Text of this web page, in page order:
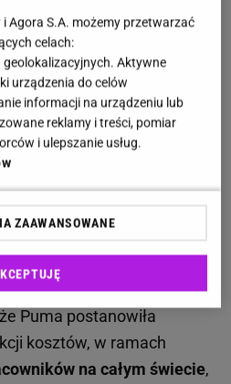
, 11 marca 2025 roku
"rozczarowujące"
i rok 2025
potrąceniem odsetek i
rok wyniesieod 520 do 600
2,5 miliarda złotych). Ma to
w Stanach
. Ponadto problem stanowi
firm, czyliAdidasiNike. Z
jakOn RunningiHoka.
Puma postanowiła
kosztów, w ramach
na całym świecie,
Agora S.A. możemy przetwarzać
celach:
geolokalizacyjnych. Aktywne
urządzenia do celów
informacji na urządzeniu lub
reklamy i treści, pomiar
i ulepszanie usług.
ZAAWANSOWANE